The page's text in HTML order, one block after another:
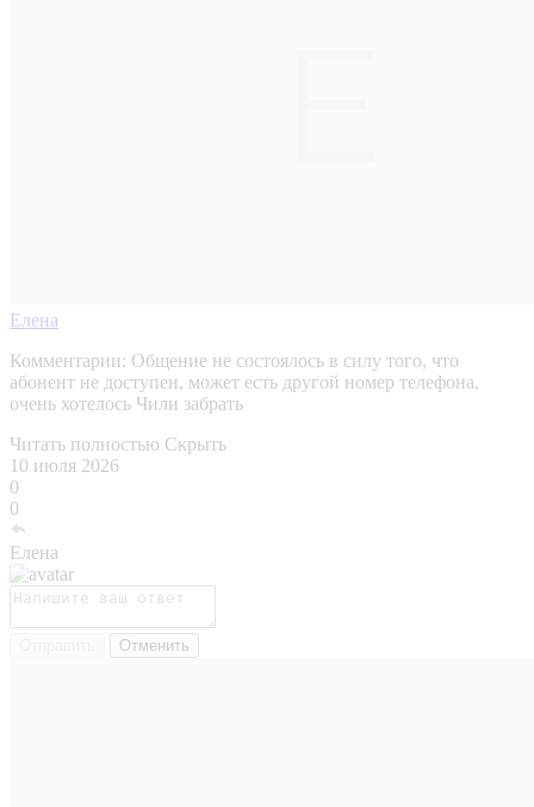
Елена
Комментарии: Общение не состоялось в силу того, что
абонент не доступен, может есть другой номер телефона,
очень хотелось Чили забрать
Читать полностью Скрыть
10 июля 2026
0
0
Елена
Отменить